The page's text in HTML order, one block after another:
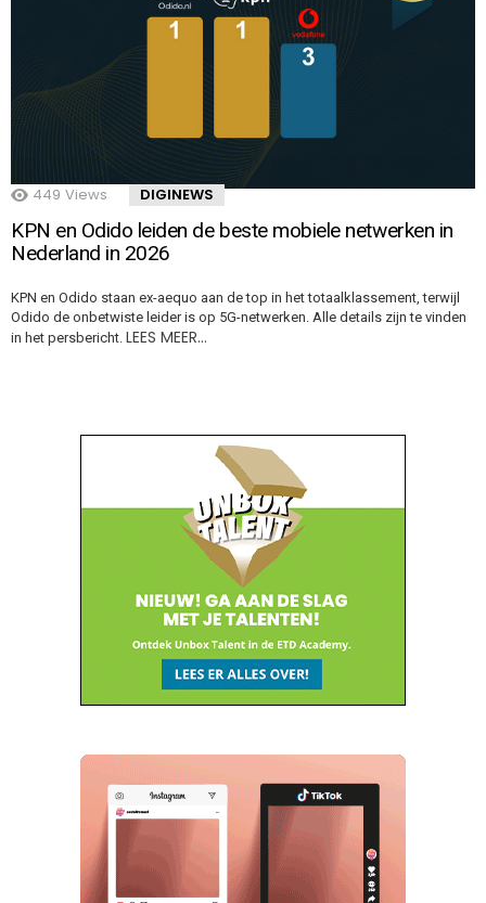
449 Views DIGINEWS
KPN en Odido leiden de beste mobiele netwerken in
Nederland in 2026
KPN en Odido staan ex-aequo aan de top in het totaalklassement, terwijl
Odido de onbetwiste leider is op 5G-netwerken. Alle details zijn te vinden
in het persbericht. LEES MEER…